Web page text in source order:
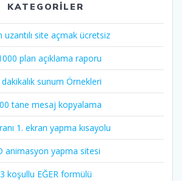
KATEGORILER
uzantılı site açmak ücretsiz
plan açıklama raporu
sunum Örnekleri
tane mesaj kopyalama
1. ekran yapma kısayolu
animasyon yapma sitesi
3 koşullu EĞER formülü